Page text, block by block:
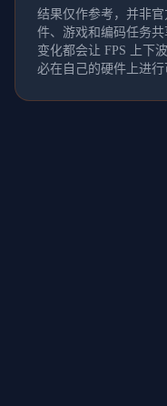
结果仅作参考，并非
件、游戏和编码任务
变化都会让 FPS 上下
必在自己的硬件上进行